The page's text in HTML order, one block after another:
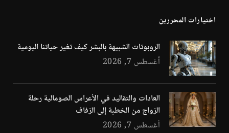
اختيارات المحررين
الروبوتات الشبيهة بالبشر كيف تغير حياتنا اليومية
أغسطس 7, 2026
العادات والتقاليد في الأعراس الصومالية رحلة
الزواج من الخطبة إلى الزفاف
أغسطس 7, 2026